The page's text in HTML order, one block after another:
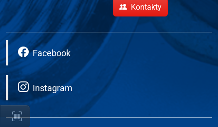
Kontakty
Facebook
Instagram